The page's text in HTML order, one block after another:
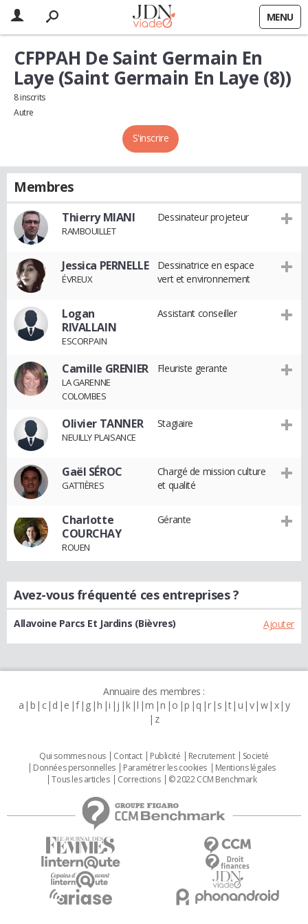
MENU
S'inscrire
CFPPAH De Saint Germain En
Laye (Saint Germain En Laye (8))
8 inscrits
Autre
Membres
Thierry MIANI
RAMBOUILLET
Dessinateur projeteur
Jessica PERNELLE
ÉVREUX
Dessinatrice en espace
vert et environnement
Logan
RIVALLAIN
ESCORPAIN
Assistant conseiller
Camille GRENIER
LA GARENNE
COLOMBES
Fleuriste gerante
Olivier TANNER
NEUILLY PLAISANCE
Stagiaire
Gaël SÉROC
GATTIÈRES
Chargé de mission culture
et qualité
Charlotte
COURCHAY
ROUEN
Gérante
Avez-vous fréquenté ces entreprises ?
Ajouter
Allavoine Parcs Et Jardins (Bièvres)
Annuaire des membres :
a b c d e f g h i j k l m n o p q r s t u v w x y
z
Qui sommes nous Contact Publicité Recrutement
Societé
Données personnelles
Paramétrer les cookies
Mentions légales
Tous les articles
Corrections © 2022 CCM Benchmark